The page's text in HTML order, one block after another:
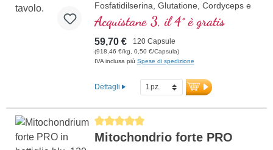
Fosfatidilserina, Glutatione, Cordyceps e
rame, che contribuisce al normale
metabolismo di energia (sotto forma di
ATP nella catena respiratoria cellulare).
Acquistane 3, il 4° è gratis
59,70 € 120 Capsule
(918,46 €/kg, 0,50 €/Capsula)
IVA inclusa più Spese di spedizione
Dettagli
Average rating of 5 out of 5 stars
Mitochondrio forte PRO